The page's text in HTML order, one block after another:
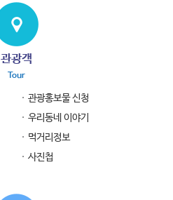
관광객
Tour
관광홍보물 신청
우리동네 이야기
먹거리정보
사진첩